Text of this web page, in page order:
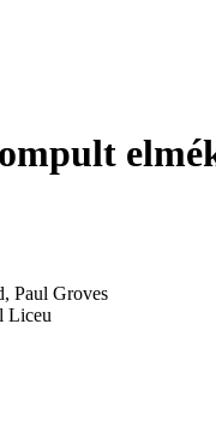
Paul Groves
Liceu